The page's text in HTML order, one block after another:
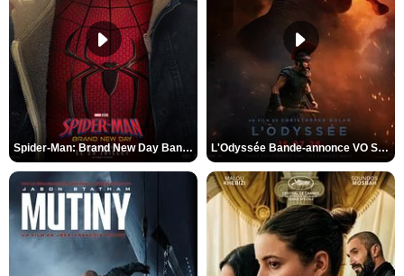
Spider-Man: Brand New Day Bande-annonce VO STFR L'Odyssée Bande-annonce VO STFR